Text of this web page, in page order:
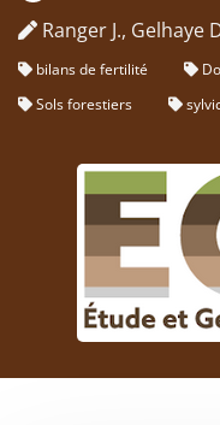
Ranger J., Gelhaye
bilans de fertilité
Sols forestiers